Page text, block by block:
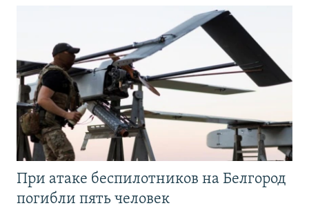
При атаке беспилотников на Белгород
погибли пять человек